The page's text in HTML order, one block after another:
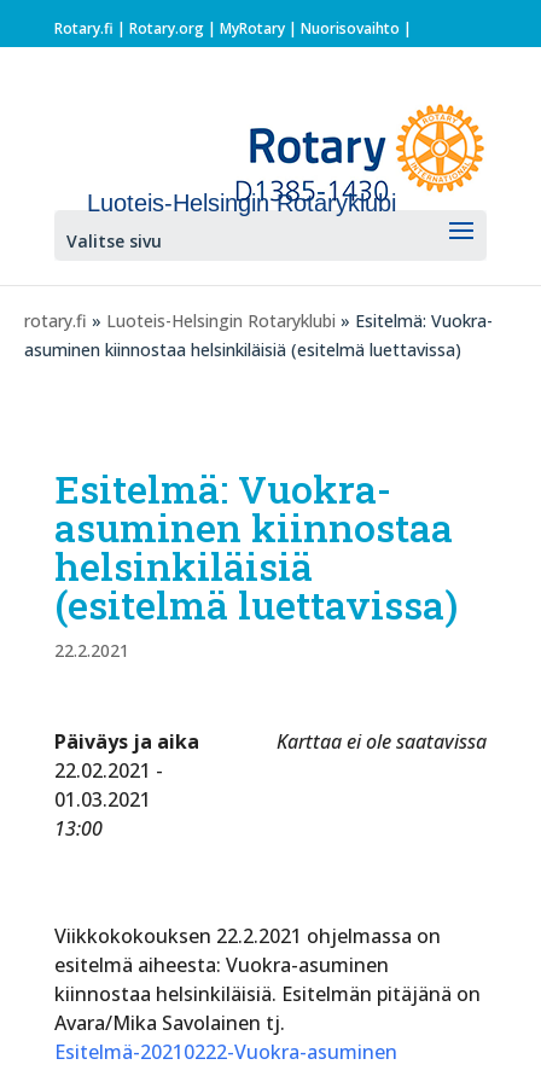
Rotary.fi | Rotary.org| MyRotary | Nuorisovaihto |
Luoteis-Helsingin Rotaryklubi
Valitse sivu
rotary.fi » Luoteis-Helsingin Rotaryklubi » Esitelmä: Vuokra-
asuminen kiinnostaa helsinkiläisiä (esitelmä luettavissa)
Esitelmä: Vuokra-
asuminen kiinnostaa
helsinkiläisiä
(esitelmä luettavissa)
22.2.2021
Karttaa ei ole saatavissa
Päiväys ja aika
22.02.2021 -
01.03.2021
13:00
Viikkokokouksen 22.2.2021 ohjelmassa on
esitelmä aiheesta: Vuokra-asuminen
kiinnostaa helsinkiläisiä. Esitelmän pitäjänä on
Avara/Mika Savolainen tj.
Esitelmä-20210222-Vuokra-asuminen